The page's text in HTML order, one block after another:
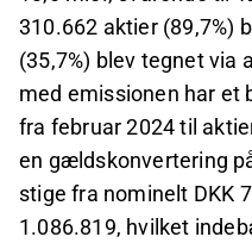
310.662 aktier (89,7%)
(35,7%) blev tegnet via
med emissionen har et
fra februar 2024 til
en gældskonvertering
stige fra nominelt DKK
1.086.819, hvilket